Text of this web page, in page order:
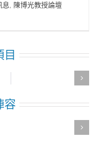
息 陳博光教授論壇
目
容